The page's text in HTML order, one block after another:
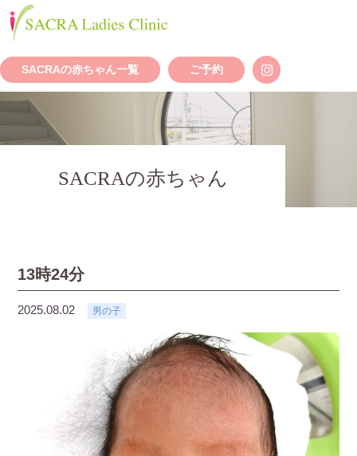
SACRAの赤ちゃん一覧 ご予約
SACRAの赤ちゃん
13時24分
2025.08.02 男の子